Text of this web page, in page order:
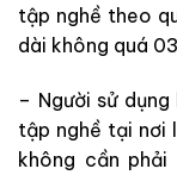
tập nghề theo
dài không quá
– Người sử
tập nghề tại nơi
không cần